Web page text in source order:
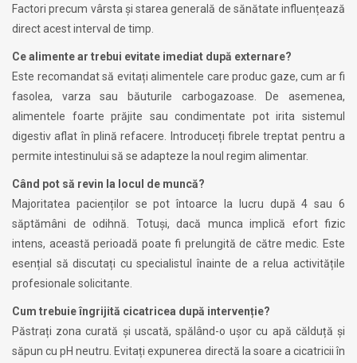
Factori precum vârsta și starea generală de sănătate influențează
direct acest interval de timp.
Ce alimente ar trebui evitate imediat după externare?
Este recomandat să evitați alimentele care produc gaze, cum ar fi
fasolea, varza sau băuturile carbogazoase. De asemenea,
alimentele foarte prăjite sau condimentate pot irita sistemul
digestiv aflat în plină refacere. Introduceți fibrele treptat pentru a
permite intestinului să se adapteze la noul regim alimentar.
Când pot să revin la locul de muncă?
Majoritatea pacienților se pot întoarce la lucru după 4 sau 6
săptămâni de odihnă. Totuși, dacă munca implică efort fizic
intens, această perioadă poate fi prelungită de către medic. Este
esențial să discutați cu specialistul înainte de a relua activitățile
profesionale solicitante.
Cum trebuie îngrijită cicatricea după intervenție?
Păstrați zona curată și uscată, spălând-o ușor cu apă călduță și
săpun cu pH neutru. Evitați expunerea directă la soare a cicatricii în